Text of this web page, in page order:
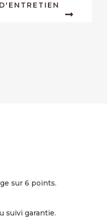
sur 6 points.
suivi garantie.